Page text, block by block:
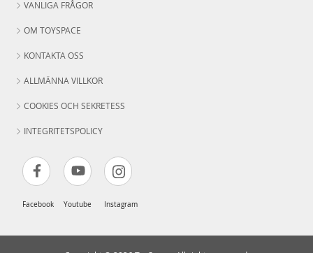
VANLIGA FRÅGOR
OM TOYSPACE
KONTAKTA OSS
ALLMÄNNA VILLKOR
COOKIES OCH SEKRETESS
INTEGRITETSPOLICY
Facebook Youtube Instagram